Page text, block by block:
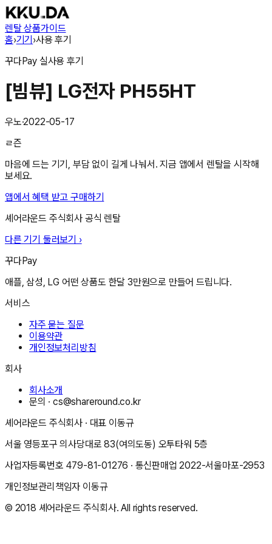
렌탈 상품가이드
홈›기기›사용 후기
꾸다Pay 실사용 후기
[빔뷰] LG전자 PH55HT
우노·2022-05-17
ㄹ즌
마음에 드는 기기, 부담 없이 길게 나눠서. 지금 앱에서 렌탈을 시작해
보세요.
앱에서 혜택 받고 구매하기
셰어라운드 주식회사 공식 렌탈
다른 기기 둘러보기 ›
꾸다Pay
애플, 삼성, LG 어떤 상품도 한달 3만원으로 만들어 드립니다.
서비스
자주 묻는 질문
이용약관
개인정보처리방침
회사
회사소개
문의 ·cs@shareround.co.kr
셰어라운드 주식회사 · 대표 이동규
서울 영등포구 의사당대로 83(여의도동) 오투타워 5층
사업자등록번호 479-81-01276 · 통신판매업2022-서울마포-2953
개인정보관리책임자 이동규
© 2018 셰어라운드 주식회사. All rights reserved.